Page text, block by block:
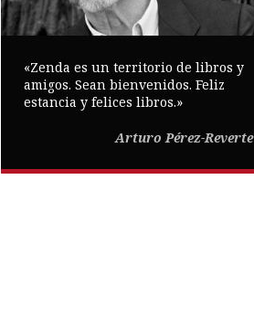
«Zenda es un territorio de libros y
amigos. Sean bienvenidos. Feliz
estancia y felices libros.»
Arturo Pérez-Reverte